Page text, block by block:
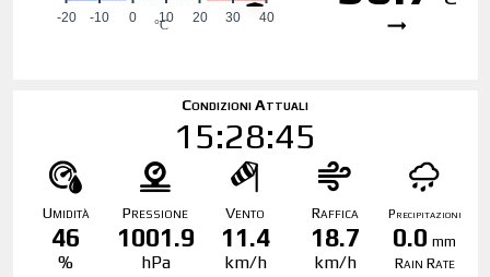
Condizioni Attuali
15:28:45
Umidità
46
%
Pressione
1001.9
hPa
Vento
11.4
km/h
Raffica
18.7
km/h
Precipitazioni
0.0 mm
Rain Rate